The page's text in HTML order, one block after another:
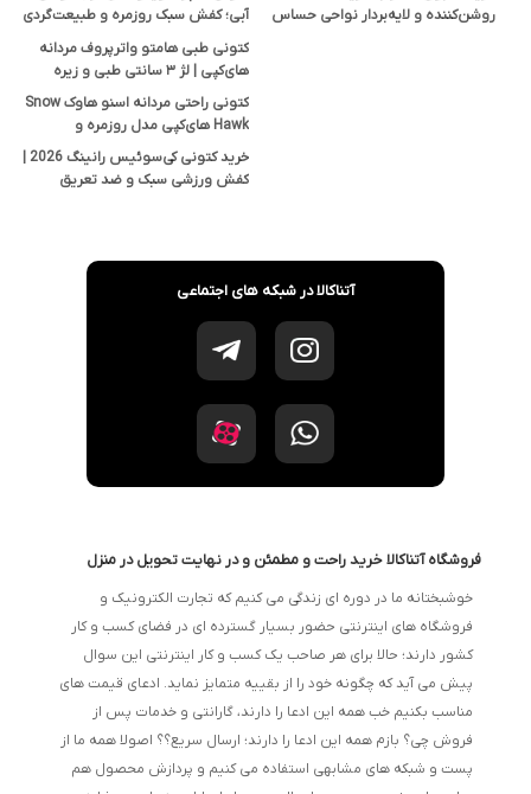
روشن‌کننده و لایه‌بردار نواحی حساس
آبی؛ کفش سبک روزمره و طبیعت‌گردی
با زیره TPU
کتونی طبی هامتو واترپروف مردانه
های‌کپی | لژ ۳ سانتی طبی و زیره
ضدلغزش
کتونی راحتی مردانه اسنو هاوک Snow
Hawk های‌کپی مدل روزمره و
پیاده‌روی
کفش ورزشی سبک و ضد تعریق
آتناکالا در شبکه های اجتماعی
فروشگاه آتناکالا خرید راحت و مطمئن و در نهایت تحویل در منزل
خوشبختانه ما در دوره ای زندگی می کنیم که تجارت الکترونیک و
فروشگاه های اینترنتی حضور بسیار گسترده ای در فضای کسب و کار
کشور دارند؛ حالا برای هر صاحب یک کسب و کار اینترنتی این سوال
پیش می آید که چگونه خود را از بقییه متمایز نماید. ادعای قیمت های
مناسب بکنیم خب همه این ادعا را دارند، گارانتی و خدمات پس از
فروش چی؟ بازم همه این ادعا را دارند؛ ارسال سریع؟؟ اصولا همه ما از
پست و شبکه های مشابهی استفاده می کنیم و پردازش محصول هم